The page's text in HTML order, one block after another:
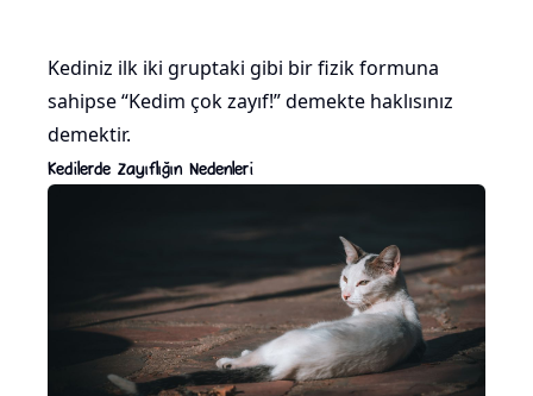
Kediniz ilk iki gruptaki gibi bir fizik formuna
sahipse “Kedim çok zayıf!” demekte haklısınız
demektir.
Kedilerde Zayıflığın Nedenleri